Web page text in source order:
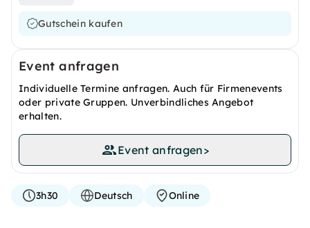
Gutschein kaufen
Event anfragen
Individuelle Termine anfragen. Auch für Firmenevents
oder private Gruppen. Unverbindliches Angebot
erhalten.
Event anfragen>
3h30 Deutsch Online